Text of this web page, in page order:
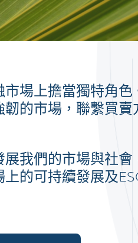
場上擔當獨特角
的市場，聯繫買
我們的市場與社會
的可持續發展及